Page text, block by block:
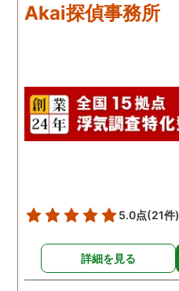
Akai探偵事務所
5.0点(21件)
詳細を見る